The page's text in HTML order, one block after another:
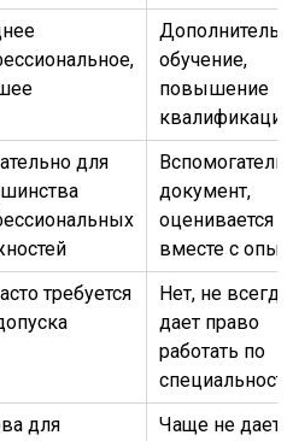
обучение,
повышение
квалификации
для
документ,
оценивается
вместе с
требуется
Нет, не всегда
дает право
работать по
для
Чаще не дает